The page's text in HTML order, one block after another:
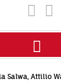
Salwa, Attilio